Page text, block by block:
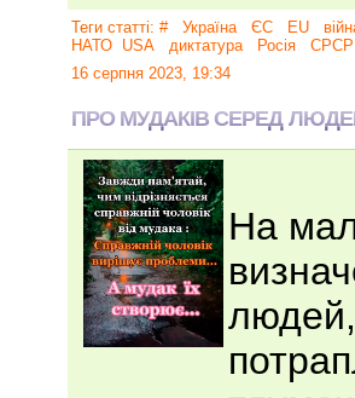
Теги статті: # Україна ЄС EU
НАТО USA диктатура Росія
СРСР
16 серпня 2023, 19:34
ПРО МУДАКІВ СЕРЕД
На
людей,